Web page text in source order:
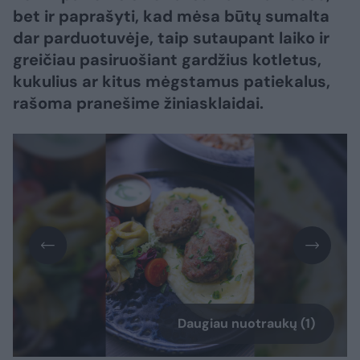
bet ir paprašyti, kad mėsa būtų sumalta
dar parduotuvėje, taip sutaupant laiko ir
greičiau pasiruošiant gardžius kotletus,
kukulius ar kitus mėgstamus patiekalus,
rašoma pranešime žiniasklaidai.
Daugiau nuotraukų (1)